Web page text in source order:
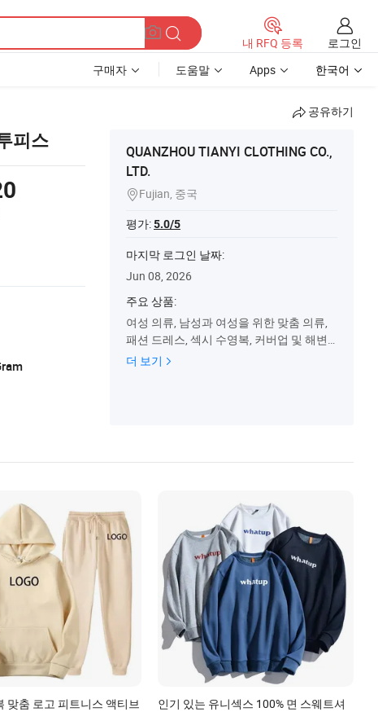
내 RFQ 등록
로그인
구매자 도움말 Apps 한국어
공유하기
피스
QUANZHOU TIANYI CLOTHING CO.,
LTD.
Fujian, 중국
평가:5.0/5
마지막 로그인 날짜:
Jun 08, 2026
주요 상품:
여성 의류, 남성과 여성을 위한 맞춤 의류,
패션 드레스, 섹시 수영복, 커버업 및 해변
드레스, 청바지, 여성 스포츠 세트, 블라우
더 보기
맞춤 로고 피트니스 액티브
인기 있는 유니섹스 100% 면 스웨트셔